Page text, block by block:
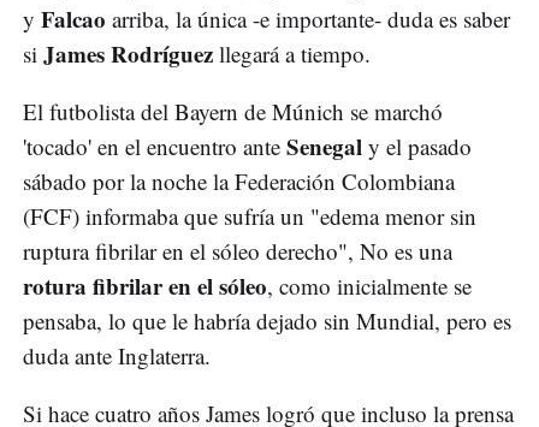
y Falcao arriba, la única -e importante- duda es saber
si James Rodríguez llegará a tiempo.
El futbolista del Bayern de Múnich se marchó
'tocado' en el encuentro ante Senegal y el pasado
sábado por la noche la Federación Colombiana
(FCF) informaba que sufría un "edema menor sin
ruptura fibrilar en el sóleo derecho", No es una
rotura fibrilar en el sóleo, como inicialmente se
pensaba, lo que le habría dejado sin Mundial, pero es
duda ante Inglaterra.
Si hace cuatro años James logró que incluso la prensa